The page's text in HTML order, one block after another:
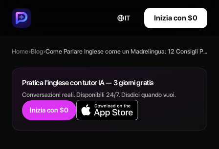
IT Inizia con $0
Home›Blog› Come Parlare Inglese come un Madrelingua: 12 Consigli Pratici
Pratica l'inglese con tutor IA — 3 giorni gratis
Conversazioni reali. Disponibili 24/7. Disdici quando vuoi.
Inizia con $0